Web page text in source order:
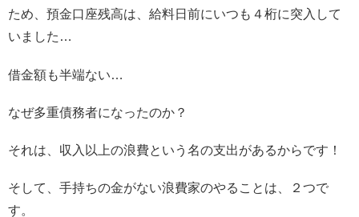
ため、預金口座残高は、給料日前にいつも４桁に突入して
いました…
借金額も半端ない…
なぜ多重債務者になったのか？
それは、収入以上の浪費という名の支出があるからです！
そして、手持ちの金がない浪費家のやることは、２つで
す。